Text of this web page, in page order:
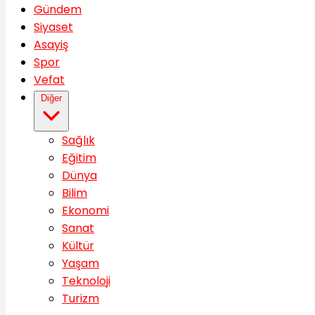
Gündem
Siyaset
Asayiş
Spor
Vefat
Diğer
Sağlık
Eğitim
Dünya
Bilim
Ekonomi
Sanat
Kültür
Yaşam
Teknoloji
Turizm